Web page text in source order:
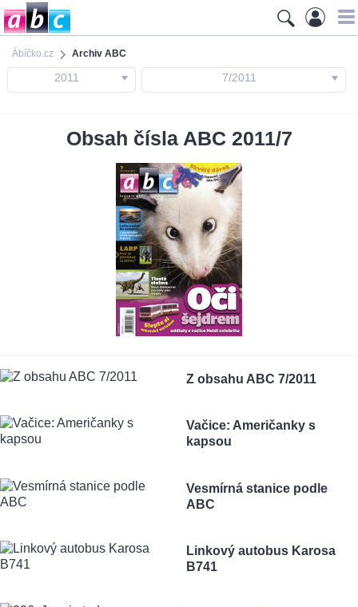
Ábíčko.cz Archiv ABC
2011 7/2011
Obsah čísla ABC 2011/7
Z obsahu ABC 7/2011
Vačice: Američanky s
kapsou
Vesmírná stanice podle
ABC
Linkový autobus Karosa
B741